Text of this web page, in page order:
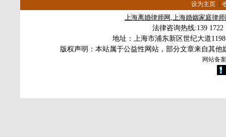
设为主页
上海离婚律师网 ,上海婚姻家庭律
法律咨询热线:139
地址：上海市浦东新区世纪大道
版权声明：本站属于公益性网站，部分文章来自其
网站备